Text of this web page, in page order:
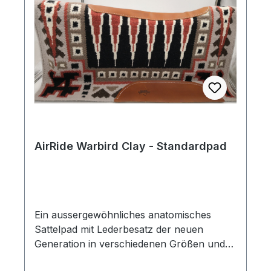
den Pferderücken.Dieses Pad hat eine
Standardlänge von 77 cm.
AirRide Warbird Clay - Standardpad
Ein aussergewöhnliches anatomisches
Sattelpad mit Lederbesatz der neuen
Generation in verschiedenen Größen und